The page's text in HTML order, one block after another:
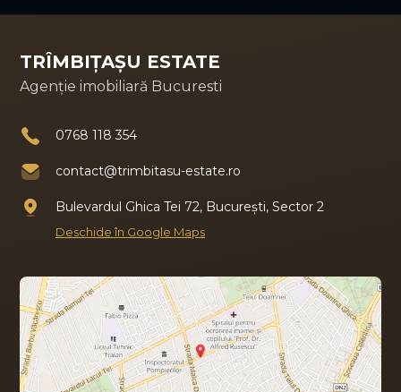
TRÎMBIȚAȘU ESTATE
Agenție imobiliară Bucuresti
0768 118 354
contact@trimbitasu-estate.ro
Bulevardul Ghica Tei 72, București, Sector 2
Deschide în Google Maps